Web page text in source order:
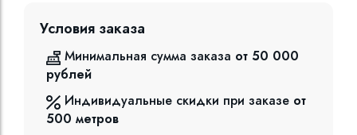
Условия заказа
Минимальная сумма заказа от 50 000
рублей
Индивидуальные скидки при заказе от
500 метров